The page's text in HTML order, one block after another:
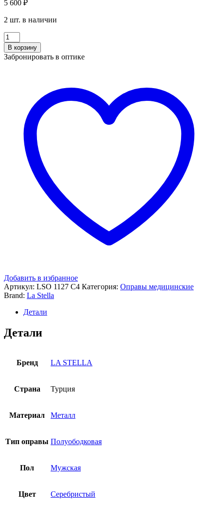
5 600 ₽
2 шт. в наличии
Количество
LA
STELLA
LSO
В корзину
Забронировать в оптике
Добавить в избранное
Артикул: LSO 1127 C4 Категория: Оправы медицинские
Brand: La Stella
Детали
Детали
Бренд LA STELLA
Страна Турция
Материал Металл
Тип оправы Полуободковая
Пол Мужская
Цвет Серебристый